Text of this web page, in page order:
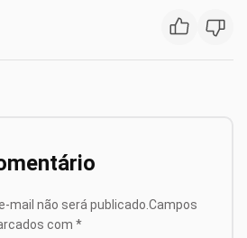
mail não será publicado. Campos
com *